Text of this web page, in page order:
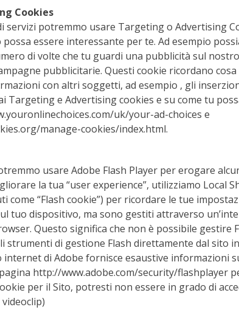
Cookies
potremmo usare Targeting o Advertising
essere interessante per te. Ad esempio
di volte che tu guardi una pubblicità sul
pubblicitarie. Questi cookie ricordano
con altri soggetti, ad esempio , gli
Targeting e Advertising cookies e su come tu
uk/your-ad-choices e
manage-cookies/index.html.
usare Adobe Flash Player per erogare
la tua “user experience”, utilizziamo Local
come “Flash cookie”) per ricordare le tue
tuo dispositivo, ma sono gestiti attraverso
Questo significa che non è possibile gestire
strumenti di gestione Flash direttamente dal sito
internet di Adobe fornisce esaustive informazioni
http://www.adobe.com/security/flashplayer
per il Sito, potresti non essere in grado di